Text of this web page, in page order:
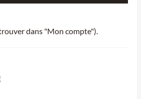
dans "Mon compte").